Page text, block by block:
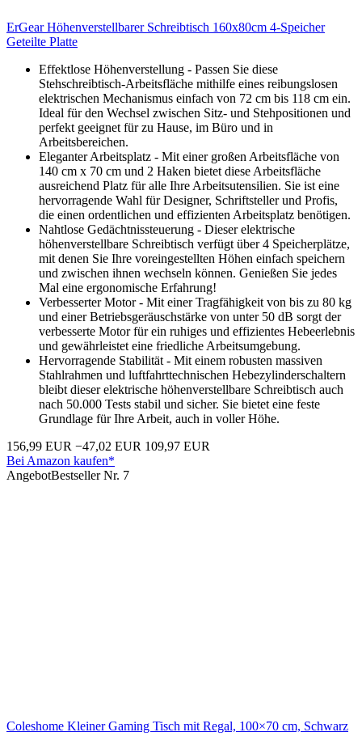
ErGear Höhenverstellbarer Schreibtisch 160x80cm 4-Speicher
Geteilte Platte
Effektlose Höhenverstellung - Passen Sie diese
Stehschreibtisch-Arbeitsfläche mithilfe eines reibungslosen
elektrischen Mechanismus einfach von 72 cm bis 118 cm ein.
Ideal für den Wechsel zwischen Sitz- und Stehpositionen und
perfekt geeignet für zu Hause, im Büro und in
Arbeitsbereichen.
Eleganter Arbeitsplatz - Mit einer großen Arbeitsfläche von
140 cm x 70 cm und 2 Haken bietet diese Arbeitsfläche
ausreichend Platz für alle Ihre Arbeitsutensilien. Sie ist eine
hervorragende Wahl für Designer, Schriftsteller und Profis,
die einen ordentlichen und effizienten Arbeitsplatz benötigen.
Nahtlose Gedächtnissteuerung - Dieser elektrische
höhenverstellbare Schreibtisch verfügt über 4 Speicherplätze,
mit denen Sie Ihre voreingestellten Höhen einfach speichern
und zwischen ihnen wechseln können. Genießen Sie jedes
Mal eine ergonomische Erfahrung!
Verbesserter Motor - Mit einer Tragfähigkeit von bis zu 80 kg
und einer Betriebsgeräuschstärke von unter 50 dB sorgt der
verbesserte Motor für ein ruhiges und effizientes Hebeerlebnis
und gewährleistet eine friedliche Arbeitsumgebung.
Hervorragende Stabilität - Mit einem robusten massiven
Stahlrahmen und luftfahrttechnischen Hebezylinderschaltern
bleibt dieser elektrische höhenverstellbare Schreibtisch auch
nach 50.000 Tests stabil und sicher. Sie bietet eine feste
Grundlage für Ihre Arbeit, auch in voller Höhe.
156,99 EUR −47,02 EUR 109,97 EUR
Bei Amazon kaufen*
AngebotBestseller Nr. 7
Coleshome Kleiner Gaming Tisch mit Regal, 100×70 cm, Schwarz